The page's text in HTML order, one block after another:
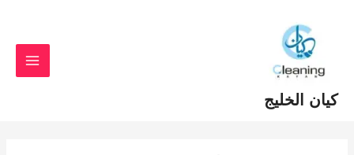
المحتوى
كيان الخليج
navigation